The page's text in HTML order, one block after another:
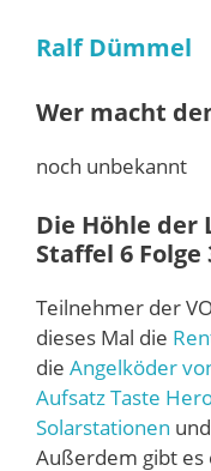
Ralf Dümmel
Wer macht
noch unbekannt
Die Höhle der
Staffel 6 Folge
Teilnehmer der
dieses Mal die
die Angelköder
Aufsatz Taste
Solarstationen
Außerdem gibt es